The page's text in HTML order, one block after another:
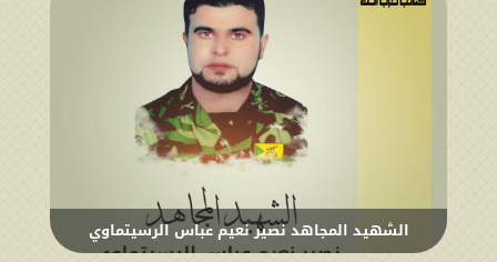
الشهيد المجاهد نصير نعيم عباس الرسيتماوي